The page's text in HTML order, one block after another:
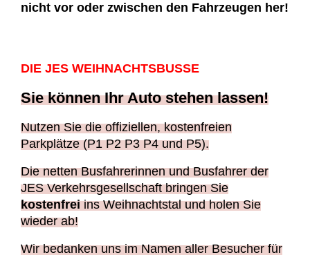
nicht vor oder zwischen den Fahrzeugen her!
DIE JES WEIHNACHTSBUSSE
Sie können Ihr Auto stehen lassen!
Nutzen Sie die offiziellen, kostenfreien
Parkplätze (P1 P2 P3 P4 und P5).
Die netten Busfahrerinnen und Busfahrer der
JES Verkehrsgesellschaft bringen Sie
kostenfreiins Weihnachtstal und holen Sie
wieder ab!
Wir bedanken uns im Namen aller Besucher für